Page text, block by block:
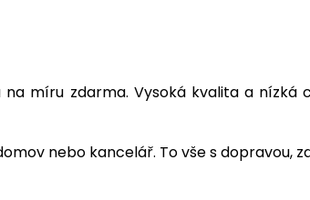
míru zdarma. Vysoká kvalita a nízká
nebo kancelář. To vše s dopravou,